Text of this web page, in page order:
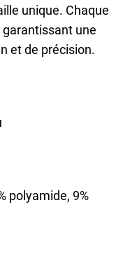
unique. Chaque
une
et de précision.
polyamide, 9%